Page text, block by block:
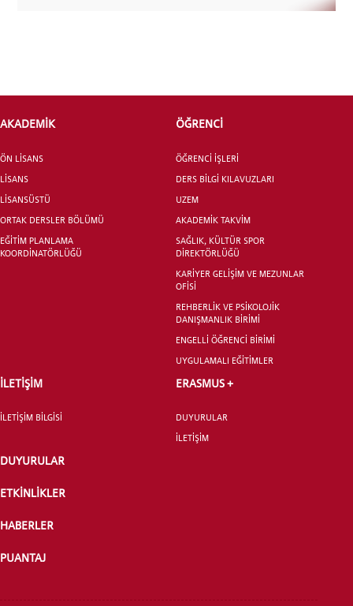
LİSANSÜSTÜ EĞİTİM ENSTİTÜSÜ
ÖNLİSANS ve
LİSANS ADAY ÖĞRENCİ
AKADEMİK
ÖN LİSANS
LİSANS
LİSANSÜSTÜ
ORTAK DERSLER BÖLÜMÜ
EĞİTİM PLANLAMA
KOORDİNATÖRLÜĞÜ
ÖĞRENCİ
ÖĞRENCİ İŞLERİ
DERS BİLGİ KILAVUZLARI
UZEM
AKADEMİK TAKVİM
SAĞLIK, KÜLTÜR SPOR
DİREKTÖRLÜĞÜ
KARİYER GELİŞİM VE MEZUNLAR
OFİSİ
REHBERLİK VE PSİKOLOJİK
DANIŞMANLIK BİRİMİ
ENGELLİ ÖĞRENCİ BİRİMİ
UYGULAMALI EĞİTİMLER
İLETİŞİM
İLETİŞİM BİLGİSİ
ERASMUS +
DUYURULAR
İLETİŞİM
DUYURULAR
ETKİNLİKLER
HABERLER
PUANTAJ